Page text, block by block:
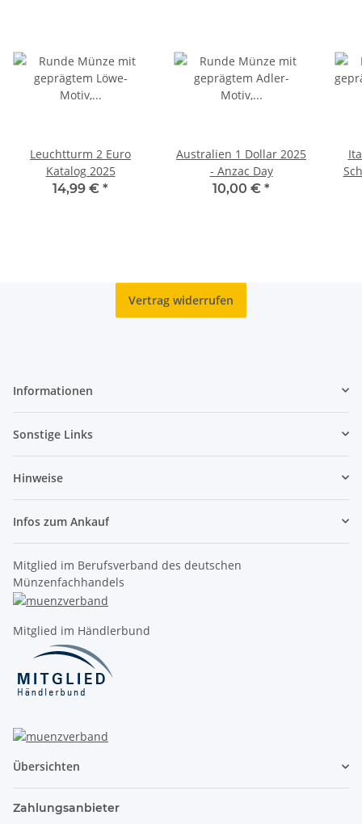
Leuchtturm 2 Euro
Katalog 2025
14,99 € *
Australien 1 Dollar 2025
- Anzac Day
10,00 € *
Vertrag widerrufen
Informationen
Sonstige Links
Hinweise
Infos zum Ankauf
Mitglied im Berufsverband des deutschen
Münzenfachhandels
Mitglied im Händlerbund
Übersichten
Zahlungsanbieter